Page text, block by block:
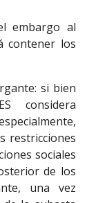
al
contener los
si bien
considera
restricciones
sociales
de los
una vez